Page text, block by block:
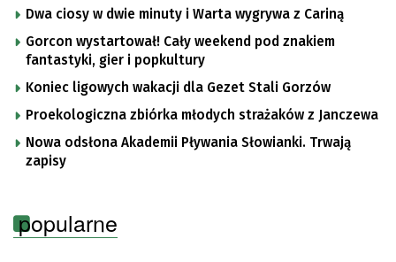
Dwa ciosy w dwie minuty i Warta wygrywa z Cariną
Gorcon wystartował! Cały weekend pod znakiem
fantastyki, gier i popkultury
Koniec ligowych wakacji dla Gezet Stali Gorzów
Proekologiczna zbiórka młodych strażaków z Janczewa
Nowa odsłona Akademii Pływania Słowianki. Trwają
zapisy
popularne